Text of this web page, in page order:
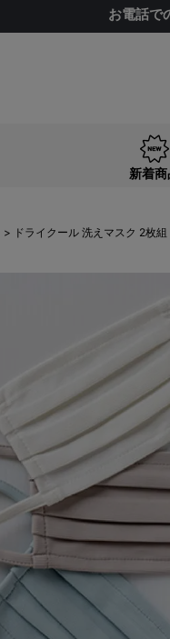
お電話で
新着商
ドライクール 洗えマスク 2枚組